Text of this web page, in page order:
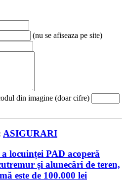
(nu se afiseaza pe site)
din imagine (doar cifre)
ASIGURARI
locuinței PAD acoperă
și alunecări de teren,
este de 100.000 lei